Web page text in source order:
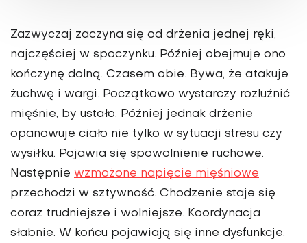
Zazwyczaj zaczyna się od drżenia jednej ręki,
najczęściej w spoczynku. Później obejmuje ono
kończynę dolną. Czasem obie. Bywa, że atakuje
żuchwę i wargi. Początkowo wystarczy rozluźnić
mięśnie, by ustało. Później jednak drżenie
opanowuje ciało nie tylko w sytuacji stresu czy
wysiłku. Pojawia się spowolnienie ruchowe.
Następnie wzmożone napięcie mięśniowe
przechodzi w sztywność. Chodzenie staje się
coraz trudniejsze i wolniejsze. Koordynacja
słabnie. W końcu pojawiają się inne dysfunkcje: